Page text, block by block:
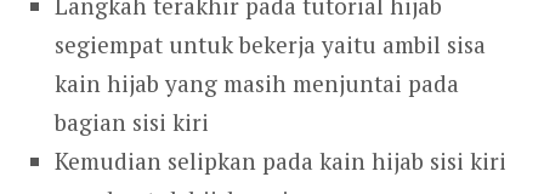
segiempat untuk bekerja yaitu ambil sisa
kain hijab yang masih menjuntai pada
bagian sisi kiri
Kemudian selipkan pada kain hijab sisi kiri